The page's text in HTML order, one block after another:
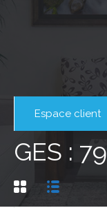
Espace client
GES : 79